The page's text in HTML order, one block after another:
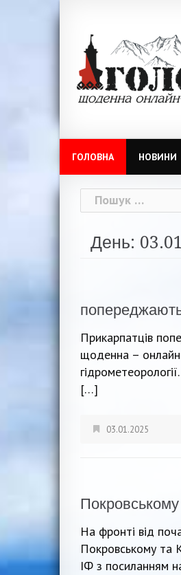
ГОЛОВНА НОВИНИ
Пошук:
День:
Прикарпатців
щоденна – онлайн
[…]
03.01.2025
На фронті від
Покровському та
ІФ з посиланням